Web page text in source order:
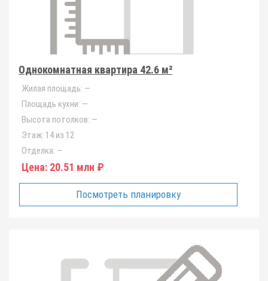
Однокомнатная квартира 42.6 м²
Жилая площадь: —
Площадь кухни: —
Высота потолков: —
Этаж: 14 из 12
Отделка: —
Цена: 20.51 млн ₽
Посмотреть планировку